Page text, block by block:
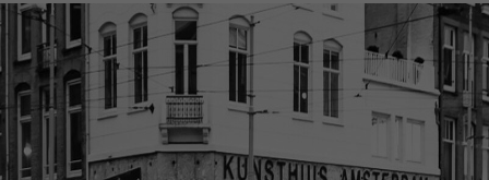
Nieuwstraat 35
2312 KA Leiden
+31(0)71 – 52 84 480
info@kunsthuisleiden.nl
Lees meer